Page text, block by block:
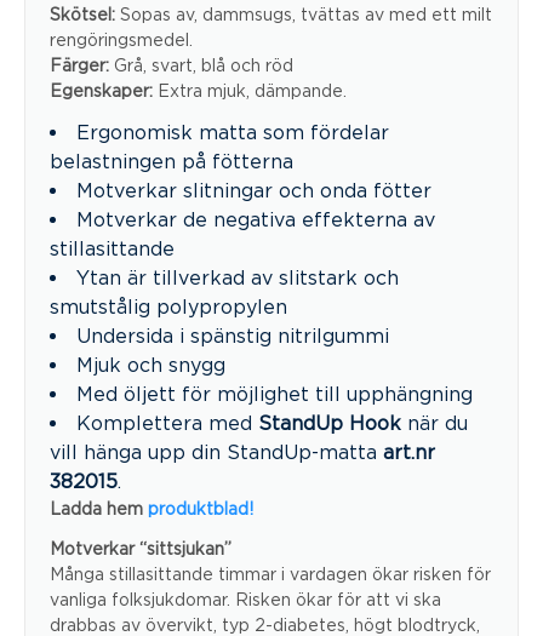
Skötsel: Sopas av, dammsugs, tvättas av med ett milt
rengöringsmedel.
Färger: Grå, svart, blå och röd
Egenskaper: Extra mjuk, dämpande.
Ergonomisk matta som fördelar
belastningen på fötterna
Motverkar slitningar och onda fötter
Motverkar de negativa effekterna av
stillasittande
Ytan är tillverkad av slitstark och
smutstålig polypropylen
Undersida i spänstig nitrilgummi
Mjuk och snygg
Med öljett för möjlighet till upphängning
Komplettera med StandUp Hook när du
vill hänga upp din StandUp-matta art.nr
382015.
Ladda hem produktblad!
Motverkar “sittsjukan”
Många stillasittande timmar i vardagen ökar risken för
vanliga folksjukdomar. Risken ökar för att vi ska
drabbas av övervikt, typ 2-diabetes, högt blodtryck,